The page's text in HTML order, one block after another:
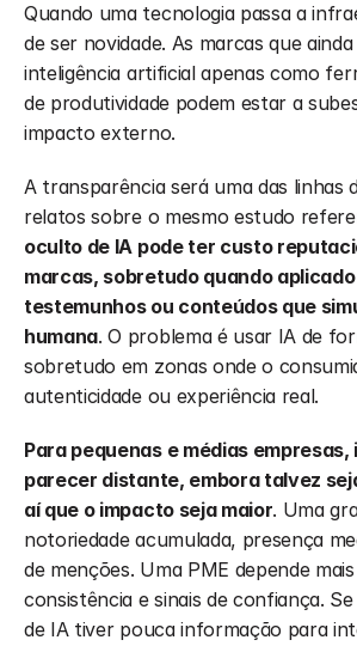
Quando uma tecnologia passa a
de ser novidade. As marcas que
inteligência artificial apenas como
de produtividade podem estar a
impacto externo.
A transparência será uma das linhas
relatos sobre o mesmo estudo
oculto de IA pode ter custo
marcas, sobretudo quando
testemunhos ou conteúdos que
humana. O problema é usar IA de
sobretudo em zonas onde o
autenticidade ou experiência real.
Para pequenas e médias empresas,
parecer distante, embora talvez
aí que o impacto seja maior. Uma
notoriedade acumulada, presença
de menções. Uma PME depende
consistência e sinais de confiança.
de IA tiver pouca informação para